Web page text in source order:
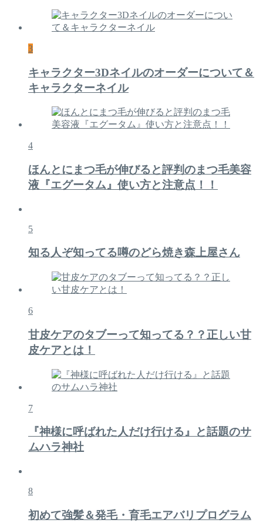
3
キャラクター3Dネイルのオーダーについて＆
キャラクターネイル
4
ほんとにまつ毛が伸びると評判のまつ毛美容
液『エグータム』使い方と注意点！！
5
知る人ぞ知ってる噂のどら焼き森上屋さん
6
甘皮ケアのタブーって知ってる？？正しい甘
皮ケアとは！
7
『神様に呼ばれた人だけ行ける』と話題のサ
ムハラ神社
8
初めて強髪＆発毛・育毛エアバリプログラム